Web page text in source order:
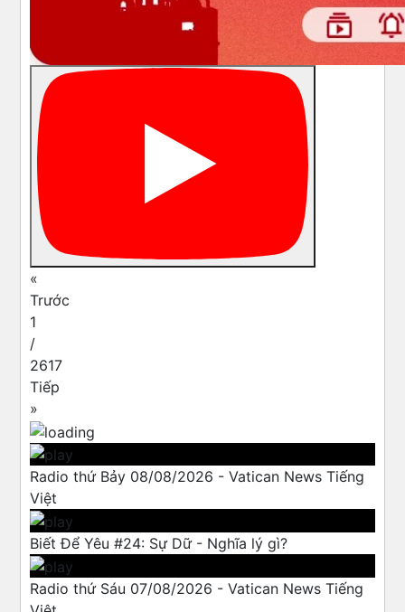
«
Trước
1
/
2617
Tiếp
»
Radio thứ Bảy 08/08/2026 - Vatican News Tiếng
Việt
Biết Để Yêu #24: Sự Dữ - Nghĩa lý gì?
Radio thứ Sáu 07/08/2026 - Vatican News Tiếng